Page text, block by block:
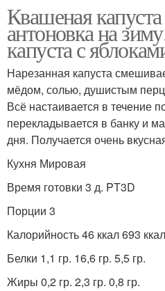
Квашеная
антоновка на
капуста с
Нарезанная капуста
мёдом, солью, душистым
Всё настаивается в течение
перекладывается в банку и
дня. Получается очень
Кухня Мировая
Время готовки 3 д. PT3D
Порции 3
Калорийность 46 ккал 693
Белки 1,1 гр. 16,6 гр. 5,5 гр.
Жиры 0,2 гр. 2,3 гр. 0,8 гр.